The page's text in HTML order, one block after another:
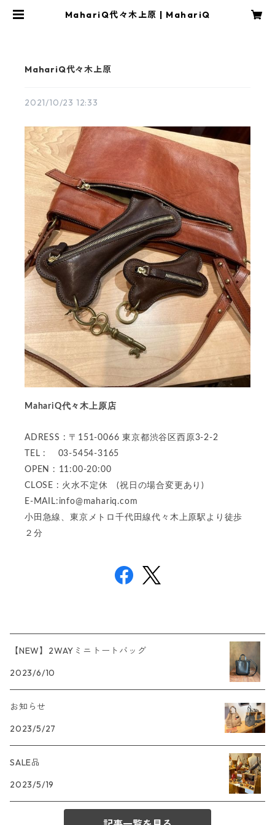
MahariQ代々木上原 | MahariQ
MahariQ代々木上原
2021/10/23 12:33
MahariQ代々木上原店
ADRESS : 〒151-0066 東京都渋谷区西原3-2-2
TEL : 03-5454-3165
OPEN : 11:00-20:00
CLOSE : 火水不定休 (祝日の場合変更あり)
E-MAIL: info@mahariq.com
小田急線、東京メトロ千代田線代々木上原駅より徒歩
２分
【NEW】2WAYミニトートバッグ
2023/6/10
お知らせ
2023/5/27
SALE品
2023/5/19